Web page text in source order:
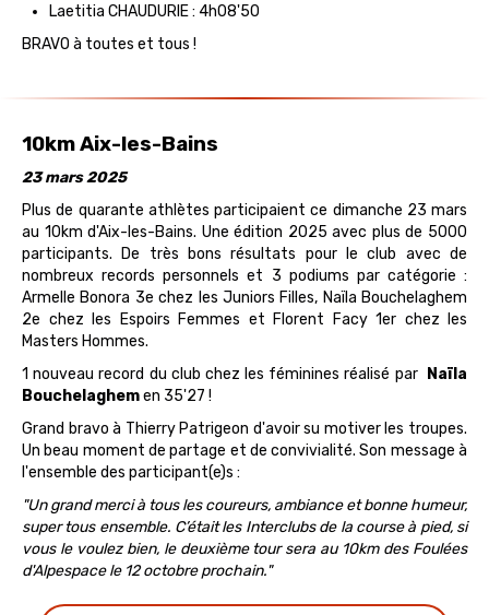
Laetitia CHAUDURIE : 4h08'50
BRAVO à toutes et tous !
10km Aix-les-Bains
23 mars 2025
Plus de quarante athlètes participaient ce dimanche 23 mars
au 10km d'Aix-les-Bains. Une édition 2025 avec plus de 5000
participants. De très bons résultats pour le club avec de
nombreux records personnels et 3 podiums par catégorie :
Armelle Bonora 3e chez les Juniors Filles, Naïla Bouchelaghem
2e chez les Espoirs Femmes et Florent Facy 1er chez les
Masters Hommes.
1 nouveau record du club chez les féminines réalisé par
Naïla
Bouchelaghemen 35'27 !
Grand bravo à Thierry Patrigeon d'avoir su motiver les troupes.
Un beau moment de partage et de convivialité. Son message à
l'ensemble des participant(e)s :
"Un grand merci à tous les coureurs, ambiance et bonne humeur,
super tous ensemble. C’était les Interclubs de la course à pied, si
vous le voulez bien, le deuxième tour sera au 10km des Foulées
d'Alpespace le 12 octobre prochain."